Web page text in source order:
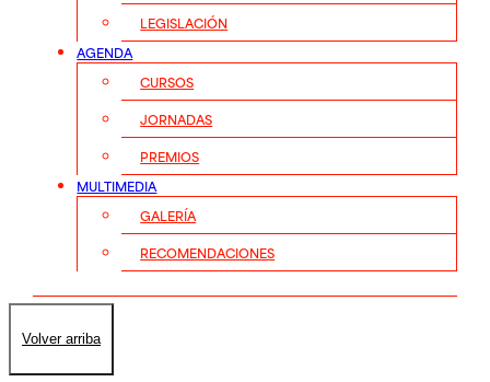
LEGISLACIÓN
AGENDA
CURSOS
JORNADAS
PREMIOS
MULTIMEDIA
GALERÍA
RECOMENDACIONES
Volver arriba